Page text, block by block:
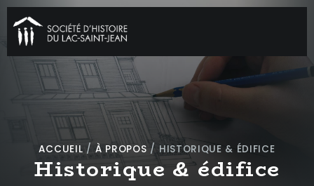
ACCUEIL / À PROPOS / HISTORIQUE & ÉDIFICE
Historique & édifice